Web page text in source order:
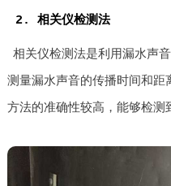
2. 相关仪检测法
相关仪检测法是利用漏水声
测量漏水声音的传播时间和距
方法的准确性较高，能够检测